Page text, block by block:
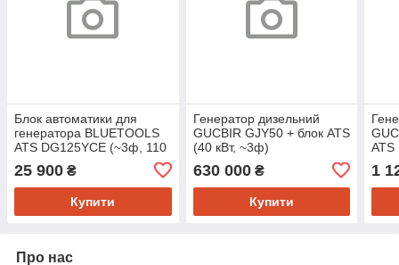
Блок автоматики для
генератора BLUETOOLS
ATS DG125YCE (~3ф, 110
25 900 ₴
Купити
Генератор дизельний
GUCBIR GJY50 + блок ATS
(40 кВт, ~3ф)
630 000₴
Купити
ATS
1
Про нас